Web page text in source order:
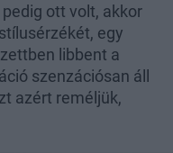
ott volt, akkor
egy
libbent a
szenzációsan áll
azért reméljük,